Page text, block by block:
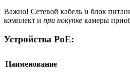
Важно! Сетевой кабель и блок
комплект и при покупке камеры
Устройства PoE:
Наименование